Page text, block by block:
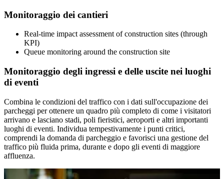
Monitoraggio dei cantieri
Real-time impact assessment of construction sites (through
KPI)
Queue monitoring around the construction site
Monitoraggio degli ingressi e delle uscite nei luoghi
di eventi
Combina le condizioni del traffico con i dati sull'occupazione dei
parcheggi per ottenere un quadro più completo di come i visitatori
arrivano e lasciano stadi, poli fieristici, aeroporti e altri importanti
luoghi di eventi. Individua tempestivamente i punti critici,
comprendi la domanda di parcheggio e favorisci una gestione del
traffico più fluida prima, durante e dopo gli eventi di maggiore
affluenza.